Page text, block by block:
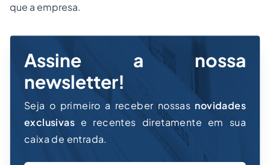
que a empresa.
Assine a nossa
newsletter!
Seja o primeiro a receber nossas novidades
exclusivas e recentes diretamente em sua
caixa de entrada.